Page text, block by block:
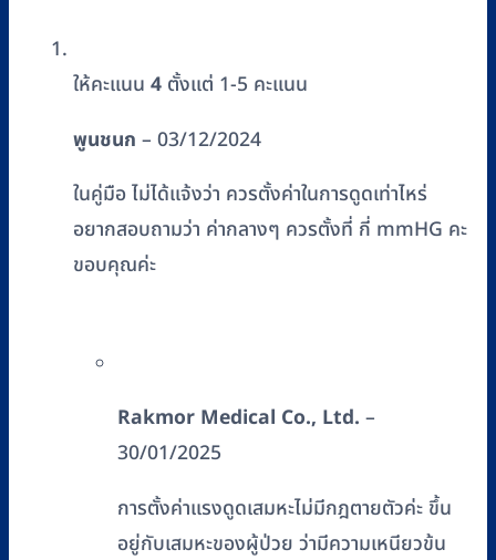
ให้คะแนน 4 ตั้งแต่ 1-5 คะแนน
พูนชนก – 03/12/2024
ในคู่มือ ไม่ได้แจ้งว่า ควรตั้งค่าในการดูดเท่าไหร่
อยากสอบถามว่า ค่ากลางๆ ควรตั้งที่ กี่ mmHG คะ
ขอบคุณค่ะ
Rakmor Medical Co., Ltd. –
30/01/2025
การตั้งค่าแรงดูดเสมหะไม่มีกฎตายตัวค่ะ ขึ้น
อยู่กับเสมหะของผู้ป่วย ว่ามีความเหนียวข้น